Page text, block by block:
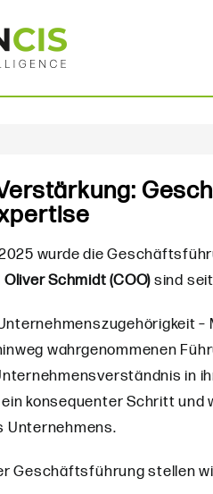
wurde die
Oliver Schmidt (COO) sind
wahrgenommenen
in
konsequenter Schritt und
Unternehmens.
Geschäftsführung stellen